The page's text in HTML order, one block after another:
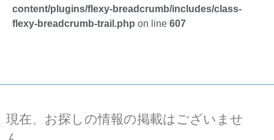
content/plugins/flexy-breadcrumb/includes/class-
flexy-breadcrumb-trail.php on line 607
現在、お探しの情報の掲載はございませ